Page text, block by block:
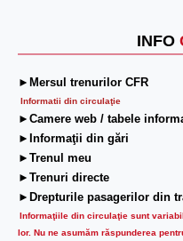
INFO
►Mersul trenurilor CFR
Informatii din circulaţie
►Camere web / tabele
►Informaţii din gări
►Trenul meu
►Trenuri directe
►Drepturile pasagerilor din
Informaţiile din circulaţie sunt
lor. Nu ne asumăm răspunderea